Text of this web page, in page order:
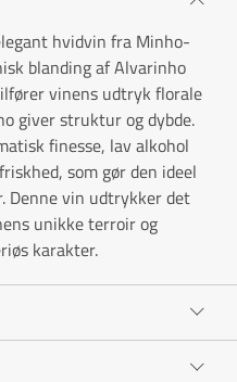
hvidvin fra Minho-
blanding af Alvarinho
vinens udtryk florale
giver struktur og dybde.
finesse, lav alkohol
som gør den ideel
Denne vin udtrykker det
unikke terroir og
karakter.